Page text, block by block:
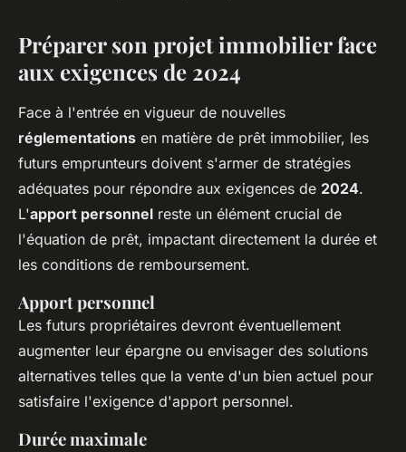
Préparer son projet immobilier face
aux exigences de 2024
Face à l'entrée en vigueur de nouvelles
réglementations en matière de prêt immobilier, les
futurs emprunteurs doivent s'armer de stratégies
adéquates pour répondre aux exigences de 2024.
L'apport personnel reste un élément crucial de
l'équation de prêt, impactant directement la durée et
les conditions de remboursement.
Apport personnel
Les futurs propriétaires devront éventuellement
augmenter leur épargne ou envisager des solutions
alternatives telles que la vente d'un bien actuel pour
satisfaire l'exigence d'apport personnel.
Durée maximale